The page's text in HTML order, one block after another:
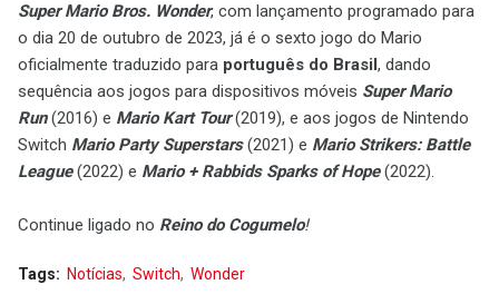
Super Mario Bros. Wonder, com lançamento programado para
o dia 20 de outubro de 2023, já é o sexto jogo do Mario
oficialmente traduzido para português do Brasil, dando
sequência aos jogos para dispositivos móveis Super Mario
Run(2016) e Mario Kart Tour(2019), e aos jogos de Nintendo
Switch Mario Party Superstars(2021) e Mario Strikers: Battle
League(2022) e Mario + Rabbids Sparks of Hope(2022).
Continue ligado no Reino do Cogumelo!
Tags: Notícias Switch Wonder